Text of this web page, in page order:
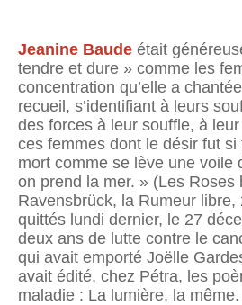
Jeanine Baude était
tendre et dure » comme les
concentration qu’elle a
recueil, s’identifiant à leurs
des forces à leur souffle, à
ces femmes dont le désir fut si
mort comme se lève une voile
on prend la mer. » (Les Roses
Ravensbrück, la Rumeur libre,
quittés lundi dernier, le 27
deux ans de lutte contre le
qui avait emporté Joëlle
avait édité, chez Pétra, les
maladie : La lumière, la même.